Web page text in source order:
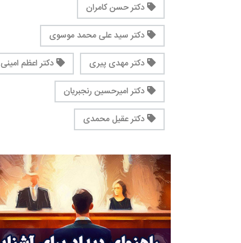
دکتر حسن کامران
دکتر سید علی محمد موسوی
دکتر مهدی پیری
دکتر اعظم امینی
دکتر امیرحسین رنجبریان
دکتر عقیل محمدی